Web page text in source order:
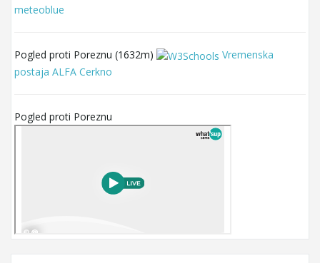
meteoblue
Pogled proti Poreznu (1632m)
Vremenska
postaja ALFA Cerkno
Pogled proti Poreznu